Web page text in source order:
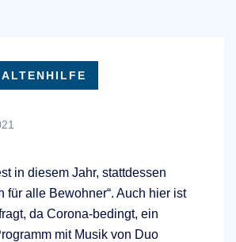
in diesem Jahr, stattdessen
für alle Bewohner“. Auch hier ist
da Corona-bedingt, ein
mit Musik von Duo